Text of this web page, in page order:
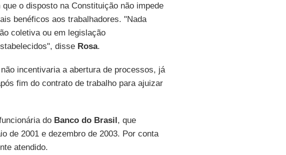
o disposto na Constituição não impede
benéficos aos trabalhadores. "Nada
coletiva ou em legislação
disse Rosa.
incentivaria a abertura de processos, já
fim do contrato de trabalho para ajuizar
do Banco do Brasil, que
de 2001 e dezembro de 2003. Por conta
atendido.